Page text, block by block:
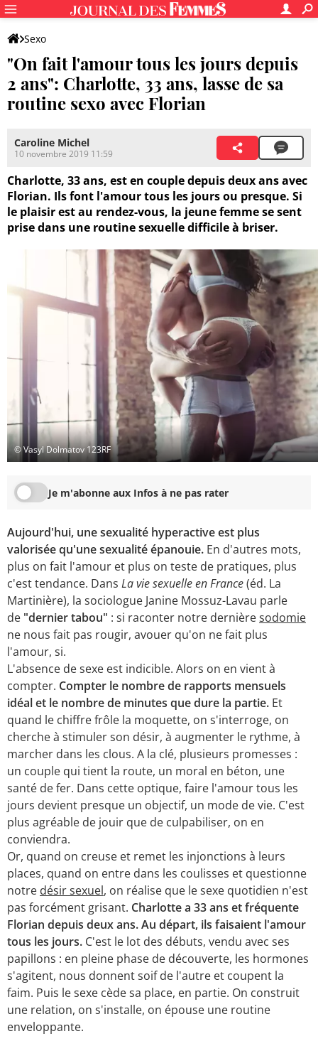
Sexo
"On fait l'amour tous les jours depuis
2 ans": Charlotte, 33 ans, lasse de sa
routine sexo avec Florian
Caroline Michel
10 novembre 2019 11:59
Charlotte, 33 ans, est en couple depuis deux ans avec
Florian. Ils font l'amour tous les jours ou presque. Si
le plaisir est au rendez-vous, la jeune femme se sent
prise dans une routine sexuelle difficile à briser.
© Vasyl Dolmatov 123RF
Je m'abonne aux Infos à ne pas rater
Aujourd'hui, une sexualité hyperactive est plus
valorisée qu'une sexualité épanouie. En d'autres mots,
plus on fait l'amour et plus on teste de pratiques, plus
c'est tendance. Dans La vie sexuelle en France(éd. La
Martinière), la sociologue Janine Mossuz-Lavau parle
de "dernier tabou" : si raconter notre dernièresodomie
ne nous fait pas rougir, avouer qu'on ne fait plus
l'amour, si.
L'absence de sexe est indicible. Alors on en vient à
compter. Compter le nombre de rapports mensuels
idéal et le nombre de minutes que dure la partie. Et
quand le chiffre frôle la moquette, on s'interroge, on
cherche à stimuler son désir, à augmenter le rythme, à
marcher dans les clous. A la clé, plusieurs promesses :
un couple qui tient la route, un moral en béton, une
santé de fer. Dans cette optique, faire l'amour tous les
jours devient presque un objectif, un mode de vie. C'est
plus agréable de jouir que de culpabiliser, on en
conviendra.
Or, quand on creuse et remet les injonctions à leurs
places, quand on entre dans les coulisses et questionne
notre désir sexuel, on réalise que le sexe quotidien n'est
pas forcément grisant. Charlotte a 33 ans et fréquente
Florian depuis deux ans. Au départ, ils faisaient l'amour
tous les jours. C'est le lot des débuts, vendu avec ses
papillons : en pleine phase de découverte, les hormones
s'agitent, nous donnent soif de l'autre et coupent la
faim. Puis le sexe cède sa place, en partie. On construit
une relation, on s'installe, on épouse une routine
enveloppante.